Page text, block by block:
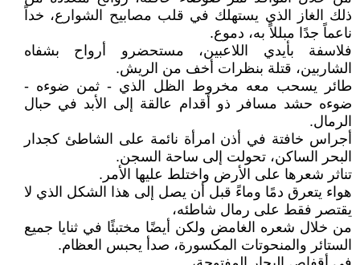
ذلك الغاز الذي يستهلك في قلب مصابيح الشوارع، خداً
ناعماً جدًا مبللاً به، دموع.
فلاسفة بأيدي اللاعبين، مستحضرو أرواح بشفاه
الشاربين، قتلة بنظرات أخف من الريش.
طائر يسحب معه مخروط الظل الذي - ثمن ضوءه -
ضوءه حشد مسافر ذو أقدام عالقة إلى الأبد في حبال
الرمال.
أجراس خافتة في أذن امرأة نائمة على الشاطئ كجدار
البحر الساكن، تحولت إلى ساحة السجن.
تناثر شعرها على الأرض واختلط عليها الأمر.
هواء يتعرق دمًا وماءً قبل أن يصل إلى هذا الشكل الذي لا
يقتصر فقط على رمال شاطئه،
من خلال شعره الغامض ولكن أيضًا مختبئًا في ثنايا جميع
الستائر والمنحوتات المكسورة، صدأ يحبس العظام.